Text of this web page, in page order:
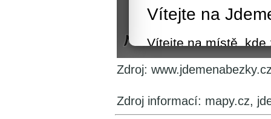
Zdroj:
Zdroj informací: mapy.cz,